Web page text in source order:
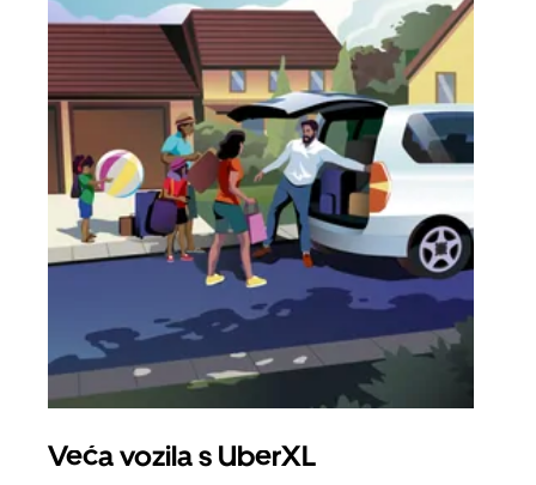
Veća vozila s UberXL